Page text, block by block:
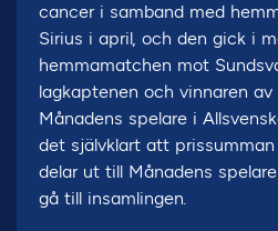
cancer i samband med
Sirius i april, och den gick i
hemmamatchen mot
lagkaptenen och vinnaren av
Månadens spelare i
det självklart att
delar ut till Månadens
gå till insamlingen.